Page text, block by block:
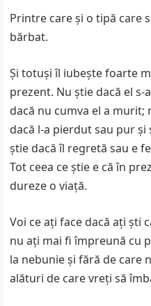
Printre care și o tipă care
bărbat.
Și totuși îl iubește foarte
prezent. Nu știe dacă el s-
dacă nu cumva el a murit;
dacă l-a pierdut sau pur
știe dacă îl regretă sau e
Tot ceea ce știe e că în
dureze o viață.
Voi ce ați face dacă ați ști
nu ați mai fi împreună cu
la nebunie și fără de care
alături de care vreți să